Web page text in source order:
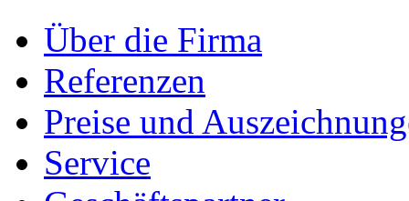
Über die Firma
Referenzen
Preise und
Service